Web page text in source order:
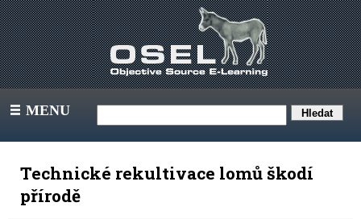
III MENU
Technické rekultivace lomů škodí
přírodě